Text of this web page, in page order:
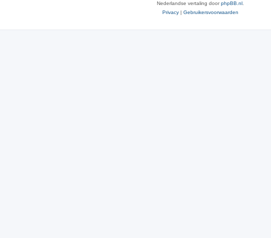
Nederlandse vertaling doorphpBB.nl
Privacy | Gebruikersvoorwaarden